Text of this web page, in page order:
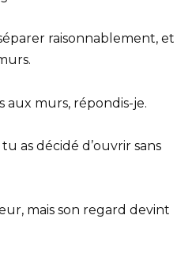
raisonnablement, et
aux murs, répondis-je.
as décidé d’ouvrir sans
mais son regard devint